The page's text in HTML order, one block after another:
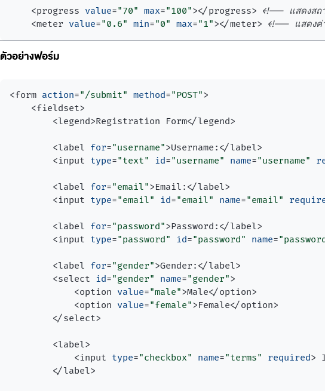
<progress value="70" max="100"></progress> <!-- แสดงสถ
<meter value="0.6" min="0" max="1"></meter> <!-- แสดง
ตัวอย่างฟอร์ม
<form action="/submit" method="POST">
<fieldset>
<legend>Registration Form</legend>
<label for="username">Username: </label>
<input type="text" id="username" name="username"
<label for="email">Email: </label>
<input type="email" id="email" name="email"
<label for="password">Password: </label>
<input type="password" id="password" name=
<label for="gender">Gender: </label>
<select id="gender" name="gender">
<option value="male">Male</option>
<option value="female">Female</option>
</select>
<label>
<input type="checkbox" name="terms" required>
</label>